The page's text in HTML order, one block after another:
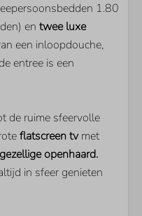
1.80
en twee luxe
een inloopdouche,
entree is een
de ruime sfeervolle
flatscreentv met
gezellige openhaard.
in sfeer genieten